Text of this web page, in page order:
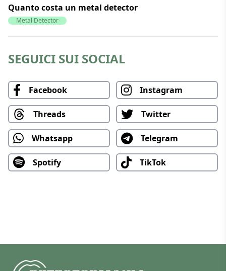
Quanto costa un metal detector
Metal Detector
SEGUICI SUI SOCIAL
Facebook Instagram
Threads Twitter
Whatsapp Telegram
Spotify TikTok